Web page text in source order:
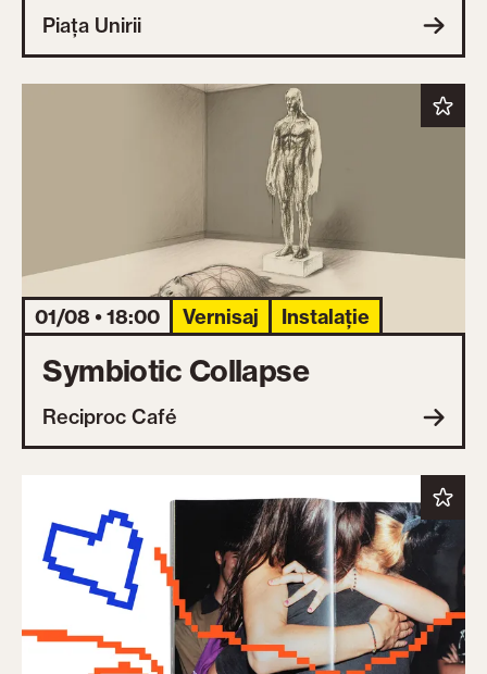
Piața Unirii
01/08 • 18:00 Vernisaj Instalație
Symbiotic Collapse
Reciproc Café